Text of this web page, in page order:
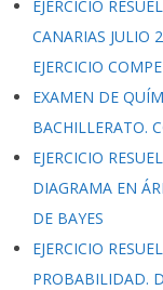
EJERCICIO
CANARIAS JULIO
EJERCICIO
EXAMEN DE
BACHILLERATO.
EJERCICIO
DIAGRAMA EN
DE BAYES
EJERCICIO
PROBABILIDAD.